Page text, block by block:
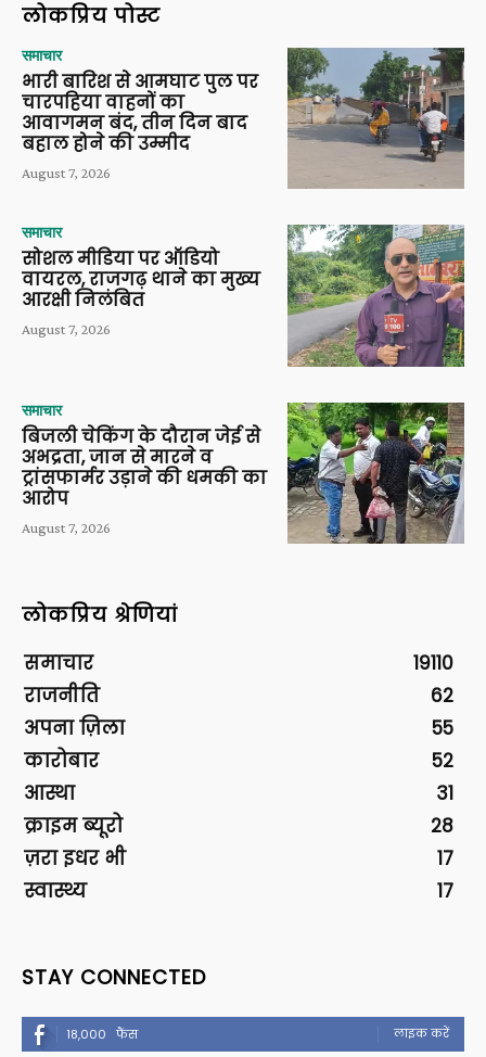
लोकप्रिय पोस्ट
समाचार
भारी बारिश से आमघाट पुल पर
चारपहिया वाहनों का
आवागमन बंद, तीन दिन बाद
बहाल होने की उम्मीद
August 7, 2026
समाचार
सोशल मीडिया पर ऑडियो
वायरल, राजगढ़ थाने का मुख्य
आरक्षी निलंबित
August 7, 2026
समाचार
बिजली चेकिंग के दौरान जेई से
अभद्रता, जान से मारने व
ट्रांसफार्मर उड़ाने की धमकी का
आरोप
August 7, 2026
लोकप्रिय श्रेणियां
समाचार
19110
राजनीति
62
अपना ज़िला
55
कारोबार
52
आस्था
31
क्राइम ब्यूरो
28
ज़रा इधर भी
17
स्वास्थ्य
17
STAY CONNECTED
18,000 फैंस लाइक करें